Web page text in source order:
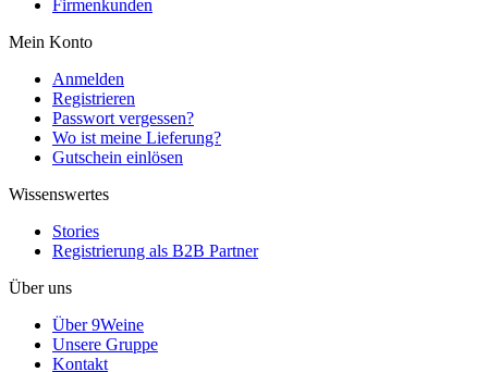
Firmenkunden
Mein Konto
Anmelden
Registrieren
Passwort vergessen?
Wo ist meine Lieferung?
Gutschein einlösen
Wissenswertes
Stories
Registrierung als B2B Partner
Über uns
Über 9Weine
Unsere Gruppe
Kontakt